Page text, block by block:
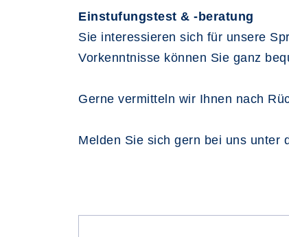
Einstufungstest & -beratung
Sie interessieren sich für unsere
Vorkenntnisse können Sie ganz
Gerne vermitteln wir Ihnen nach
Melden Sie sich gern bei uns unter